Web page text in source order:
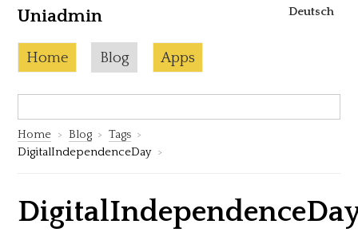
Uniadmin Deutsch
Skip to content
Home Current page:
Blog Apps
Home Blog
Tags
DigitalIndependenceDay